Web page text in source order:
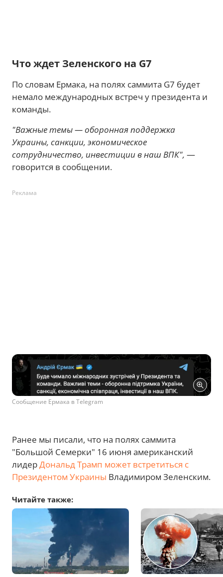
Что ждет Зеленского на G7
По словам Ермака, на полях саммита G7 будет
немало международных встреч у президента и
команды.
"Важные темы — оборонная поддержка
Украины, санкции, экономическое
сотрудничество, инвестиции в наш ВПК", —
говорится в сообщении.
Реклама
Сообщение Ермака в Telegram
Ранее мы писали, что на полях саммита
"Большой Семерки" 16 июня американский
лидерДональд Трамп может встретиться с
Президентом Украины Владимиром Зеленским.
Читайте также: